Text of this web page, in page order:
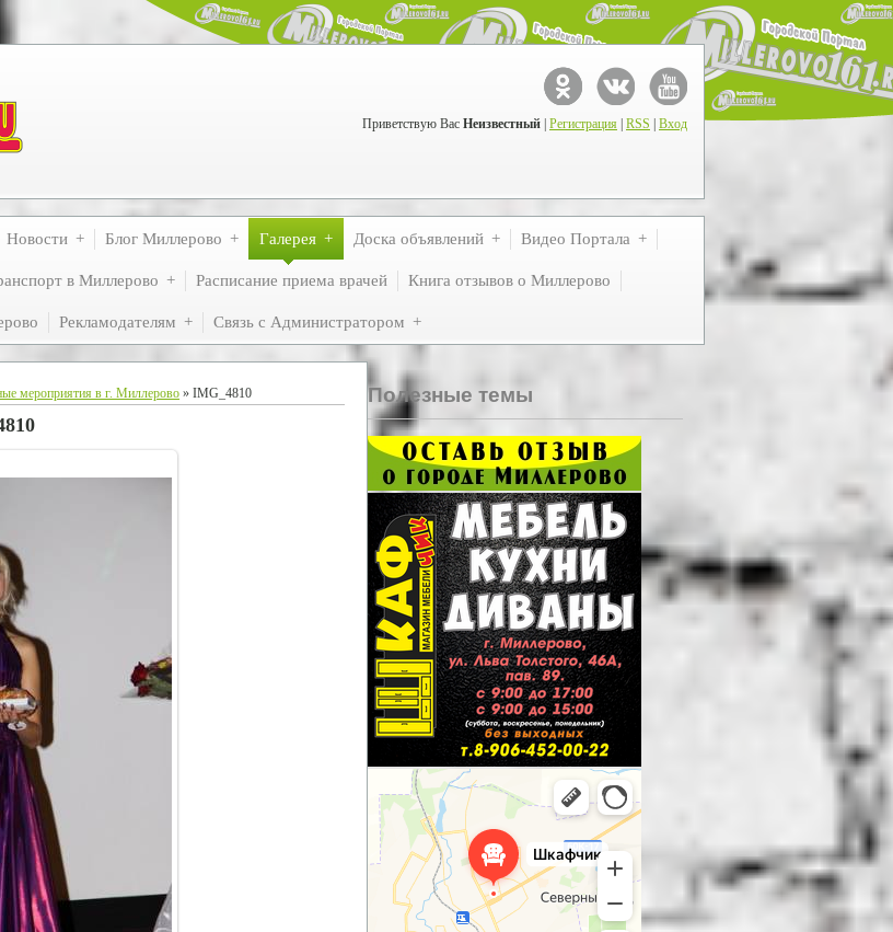
Приветствую Вас Неизвестный Регистрация RSS Вход
Новости Блог Миллерово Галерея Доска объявлений Видео Портала
в Миллерово Расписание приема врачей Книга отзывов о Миллерово
Рекламодателям Связь с Администратором
мероприятия в г. Миллерово » IMG_4810 Полезные темы